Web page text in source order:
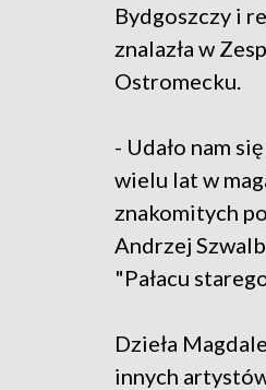
Bydgoszczy i
znalazła w
Ostromecku.
- Udało nam
wielu lat w
znakomitych
Andrzej
"Pałacu
Dzieła
innych